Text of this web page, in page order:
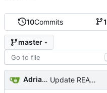
10Commits 1
master
Adrian G L Update README.md